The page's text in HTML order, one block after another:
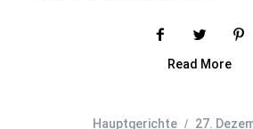
Read More
Hauptgerichte 27.